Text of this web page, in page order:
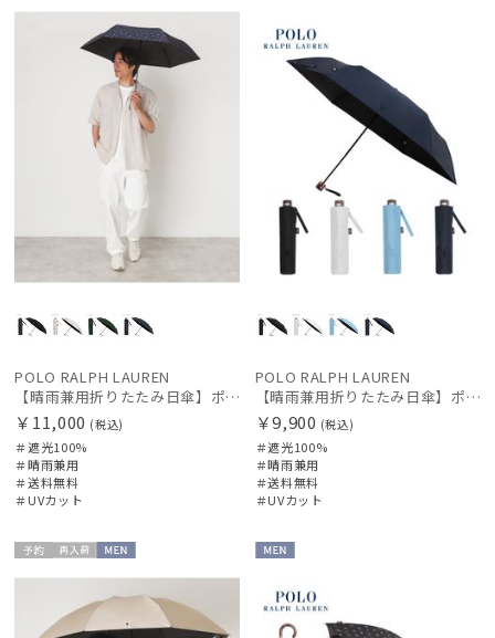
MIRACLE TECH
ミラクルテック
OTHER BRAND
アザーブランド
PAUL&JOE ACCESSOIRES
ポールアンドジョー アクセソワ
POLO RALPH LAUREN
ポロ ラルフ ローレン
SWASH LONDON
スウォッシュロンドン
urawaza
ウラワザ
傘機能
その他
POLO RALPH LAUREN
【晴雨兼用折りたたみ日傘】ポロ ラルフ ローレン (POLO RALPH LAUREN) 馬具 遮光100% UVメンズ日傘 簡単開閉
￥11,000 (税込)
＃遮光100%
＃晴雨兼用
＃送料無料
＃UVカット
POLO RALPH LAUREN
【晴雨兼用折りたたみ日傘】ポロ ラルフ ローレン (POLO RALPH LAUREN) ワンポイント刺繍 遮光100% UVメンズ日傘 簡単開閉
￥9,900 (税込)
＃遮光100%
＃晴雨兼用
＃送料無料
＃UVカット